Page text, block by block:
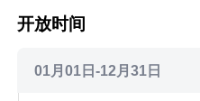
开放时间
01月01日-12月31日